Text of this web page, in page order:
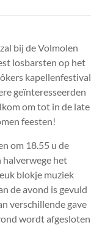
bij de Volmolen
losbarsten op het
kapellenfestival
geïnteresseerden
om tot in de late
feesten!
om 18.55 u de
halverwege het
blokje muziek
de avond is gevuld
verschillende gave
wordt afgesloten